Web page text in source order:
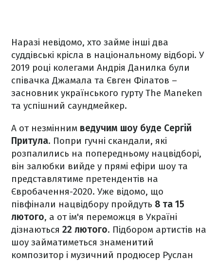
Наразі невідомо, хто займе інші два
суддівські крісла в національному відборі. У
2019 році колегами Андрія Данилка були
співачка Джамала та Євген Філатов –
засновник українського гурту The Maneken
та успішний саундмейкер.
А от незмінним ведучим шоу буде Сергій
Притула. Попри гучні скандали, які
розпалились на попередньому нацвідборі,
він залюбки вийде у прямі ефіри шоу та
представлятиме претендентів на
Євробачення-2020. Уже відомо, що
півфінали нацвідбору пройдуть 8 та 15
лютого, а от ім'я переможця в Україні
дізнаються 22 лютого. Підбором артистів на
шоу займатиметься знаменитий
композитор і музичний продюсер Руслан